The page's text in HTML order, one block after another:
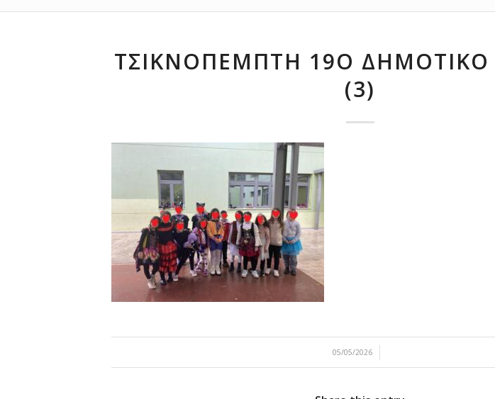
ΤΣΙΚΝΟΠΕΜΠΤΗ 19Ο ΔΗΜΟΤΙΚΟ
(3)
05/05/2026
/